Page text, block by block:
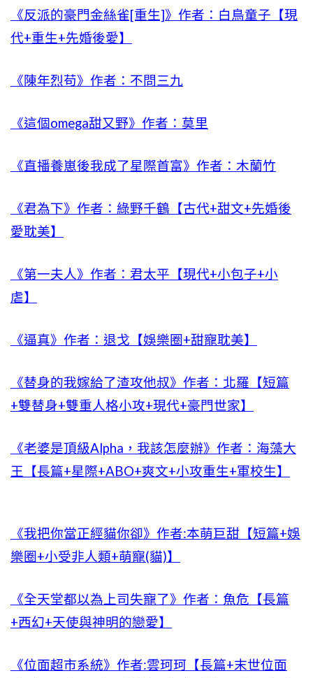
《反派的豪門金絲雀[重生]》作者：白鳥童子【現
代+重生+先婚後愛】
《陳年烈苟》作者：不問三九
《這個omega甜又野》作者：莫里
《直播養崽後我成了星際首富》作者：木蘭竹
《君為下》作者：綠野千鶴【古代+甜文+先婚後
愛耽美】
《第一夫人》作者：君太平【現代+小包子+小
虐】
《逼真》作者：退戈【娛樂圈+甜寵耽美】
《替身的我嫁給了渣攻他叔》作者：北羅【短篇
+雙替身+雙重人格小攻+現代+豪門世家】
《老婆是頂級Alpha，我該怎麼辦》作者：海藻大
王【長篇+星際+ABO+爽文+小攻重生+軍校生】
《我把你當正經貓你卻》作者:本萌巨甜【短篇+娛
樂圈+小受非人類+萌寵(貓)】
《全天堂都以為上司失寵了》作者：魚危【長篇
+西幻+天使與神明的戀愛】
《位面超市系統》作者:雲珂珂【長篇+末世位面